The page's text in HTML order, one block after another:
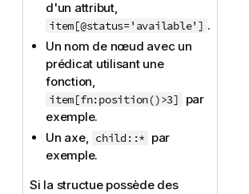
d'un attribut,
item[@status='available'] .
Un nom de nœud avec un
prédicat utilisant une
fonction,
item[fn:position()>3]
par
exemple.
Un axe, child::* par
exemple.
Si la structue possède des